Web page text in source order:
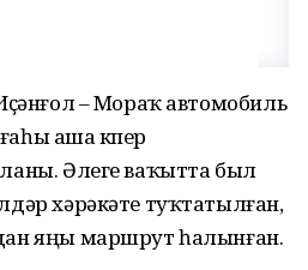
– Мораҡ автомобиль
аша күпер
Әлеге ваҡытта был
хәрәкәте туҡтатылған,
яңы маршрут һалынған.